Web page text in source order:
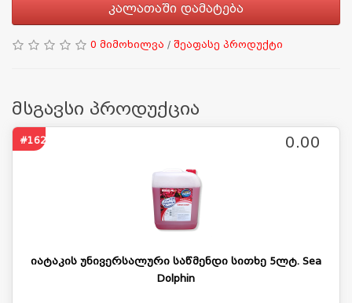
კალათაში დამატება
0 მიმოხილვა / შეაფასე პროდუქტი
მსგავსი პროდუქცია
#1623 0.00
იატაკის უნივერსალური საწმენდი სითხე 5ლტ. Sea
Dolphin